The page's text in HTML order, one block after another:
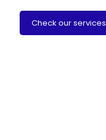
Check our services